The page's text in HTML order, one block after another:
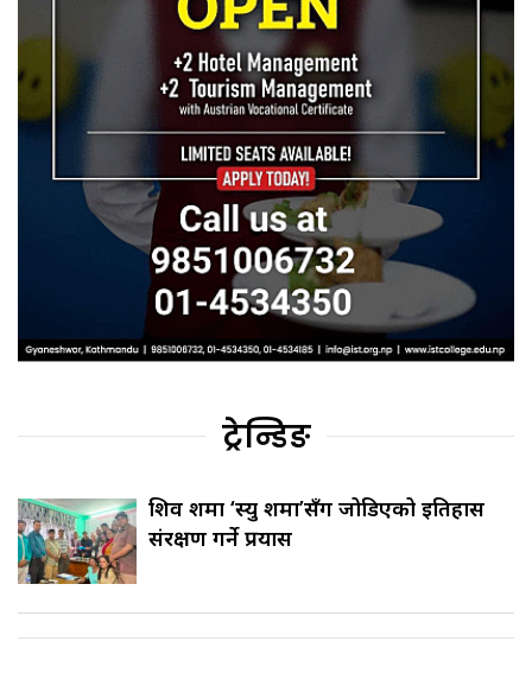
ट्रेन्डिङ
शिव शर्मा ‘स्यु शर्मा’सँग जोडिएको इतिहास
संरक्षण गर्ने प्रयास